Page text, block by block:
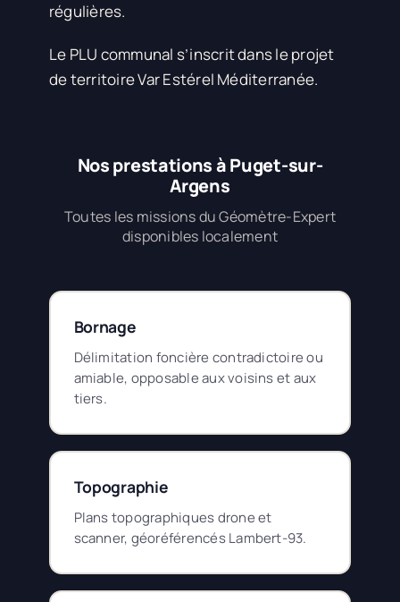
régulières.
Le PLU communal s’inscrit dans le projet
de territoire Var Estérel Méditerranée.
Nos prestations à Puget-sur-
Argens
Toutes les missions du Géomètre-Expert
disponibles localement
Bornage
Délimitation foncière contradictoire ou
amiable, opposable aux voisins et aux
tiers.
Topographie
Plans topographiques drone et
scanner, géoréférencés Lambert-93.